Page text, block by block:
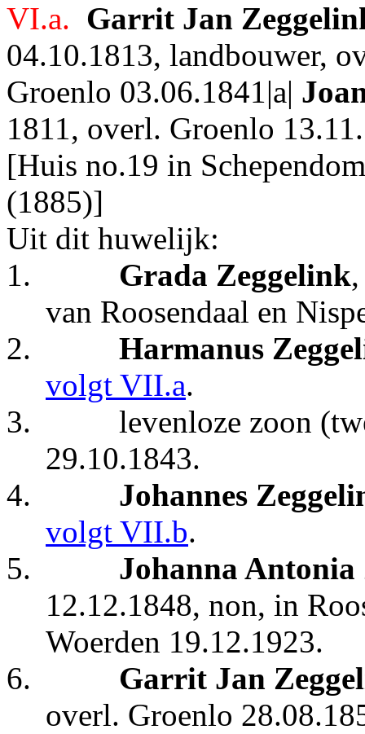
VI.a. Garrit Jan
04.10.1813, landbouwer,
Groenlo 03.06.1841|a|
1811, overl. Groenlo
[Huis no.19 in
(1885)]
Uit dit huwelijk:
1.
Grada Zeggelink
van Roosendaal en
2.
Harmanus
volgt VII.a.
3.
levenloze zoon
29.10.1843.
4.
Johannes
volgt VII.b.
5.
Johanna Antonia
12.12.1848, non, in
Woerden 19.12.1923.
6.
Garrit Jan
overl. Groenlo